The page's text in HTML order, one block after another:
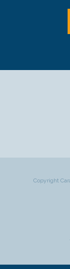
Copyright